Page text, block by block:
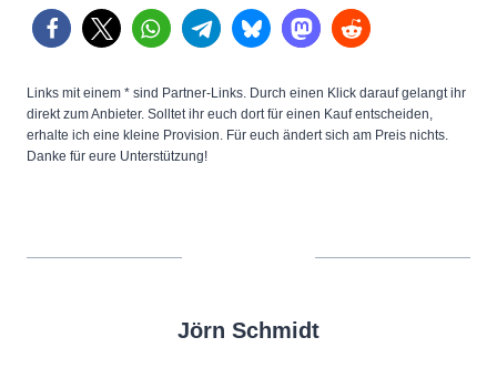
Links mit einem * sind Partner-Links. Durch einen Klick darauf gelangt ihr
direkt zum Anbieter. Solltet ihr euch dort für einen Kauf entscheiden,
erhalte ich eine kleine Provision. Für euch ändert sich am Preis nichts.
Danke für eure Unterstützung!
Jörn Schmidt